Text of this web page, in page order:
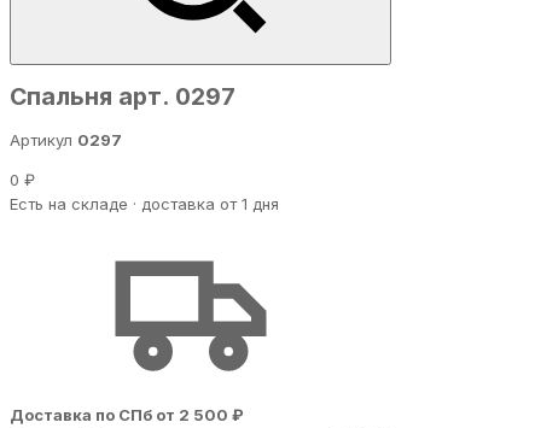
Спальня арт. 0297
Артикул 0297
0 ₽
Есть на складе · доставка от 1 дня
Доставка по СПб от 2 500 ₽